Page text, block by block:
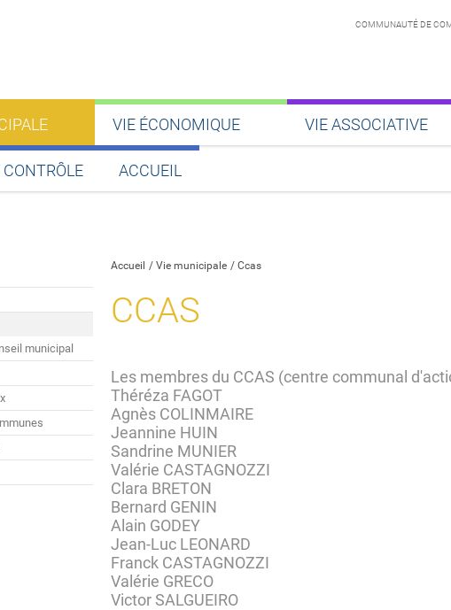
COMMUNAUTÉ DE
VIE ÉCONOMIQUE VIE ASSOCIATIVE
ACCUEIL
Accueil Vie municipale Ccas
CCAS
Les membres du CCAS (centre communal
Théréza FAGOT
Agnès COLINMAIRE
Jeannine HUIN
Sandrine MUNIER
Valérie CASTAGNOZZI
Clara BRETON
Bernard GENIN
Alain GODEY
Jean-Luc LEONARD
Franck CASTAGNOZZI
Valérie GRECO
Victor SALGUEIRO
municipal